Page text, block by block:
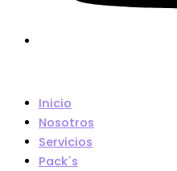
Inicio
Nosotros
Servicios
Pack´s